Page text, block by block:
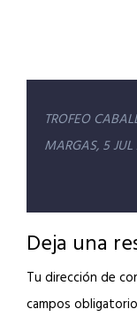
de
TROFEO
MARGAS, 5 JUL
Deja una
Tu dirección de
campos